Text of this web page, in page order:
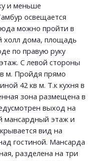
и меньше
освещается
можно пройти в
холл дома, площадь
по правую руку
С левой стороны
м. Пройдя прямо
42 кв м. Т.к кухня в
зона размещена в
выход на
мансардный этаж и
вид на
гостиной. Мансарда
разделена на три